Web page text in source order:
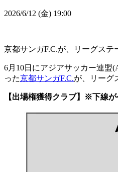
2026/6/12 (金) 19:00
京都サンガF.C.が、リーグス
6月10日にアジアサッカー連盟
った京都サンガF.C.が、リーグ
【出場権獲得クラブ】※下線